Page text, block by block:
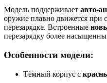
Модель поддерживает авто-
оружие плавно движется при
перезарядке. Встроенные
перезарядку более
Особенности модели:
Тёмный корпус с